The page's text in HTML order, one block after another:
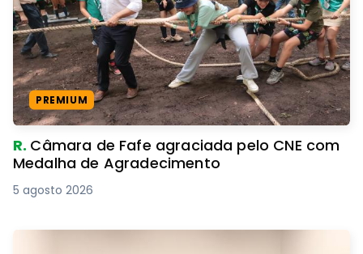
PREMIUM
R. Câmara de Fafe agraciada pelo CNE com
Medalha de Agradecimento
5 agosto 2026